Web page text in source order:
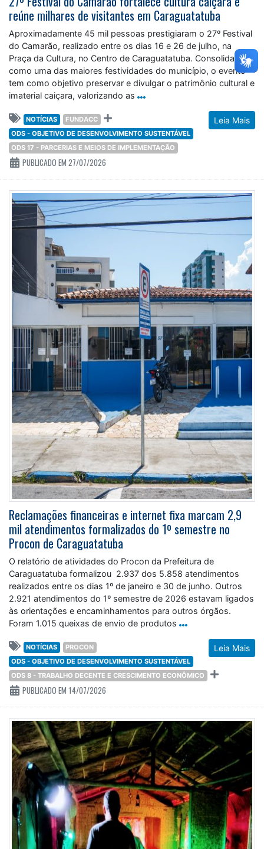
reúne milhares de visitantes em Caraguatatuba
Aproximadamente 45 mil pessoas prestigiaram o 27º Festival
do Camarão, realizado entre os dias 16 e 26 de julho, na
Praça da Cultura, no Centro de Caraguatatuba. Consolidado
como uma das maiores festividades do município, o evento
tem como objetivo preservar e divulgar o patrimônio cultural e
imaterial caiçara, valorizando as
Leia Mais
NOTÍCIAS
FUNDACC
ODS - OBJETIVO DE DESENVOLVIMENTO SUSTENTÁVEL
ODS 17 - PARCERIAS E MEIOS DE IMPLEMENTAÇÃO
PUBLICADO EM 27/07/2026
Reclamações financeiras e internet fixa marcam 2,9
mil atendimentos formalizados do 1º semestre no
Procon de Caraguatatuba
O relatório de atividades do Procon da Prefeitura de
Caraguatatuba formalizou 2.937 dos 5.858 atendimentos
realizados entre os dias 1º de janeiro e 30 de junho. Outros
2.921 atendimentos do 1º semestre de 2026 estavam ligados
às orientações e encaminhamentos para outros órgãos.
Foram 1.015 queixas de envio de produtos
Leia Mais
NOTÍCIAS
PROCON
ODS - OBJETIVO DE DESENVOLVIMENTO SUSTENTÁVEL
ODS 8 - TRABALHO DECENTE E CRESCIMENTO ECONÔMICO
PUBLICADO EM 14/07/2026